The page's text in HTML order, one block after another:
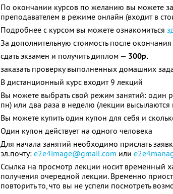
По окончании курсов по желанию вы можете
преподавателем в режиме онлайн (входит в
Подробнее с курсом вы можете ознакомиться
За дополнительную стоимость после
сдать экзамен и получить диплом — 300р.
заказать проверку выполненных домашних
В дистанционный курс входит 9 лекций
Вы можете выбрать свой режим занятий: один
пн) или два раза в неделю (лекции высылаются
Вы можете купить один купон для себя и
Один купон действует на одного человека
Для начала занятий необходимо прислать
эл.почту: е2е4image@gmail.com или
Ссылка на просмотр лекции носит временный
получения очередной лекции. Временно
повторить то, что вы не успели посмотреть